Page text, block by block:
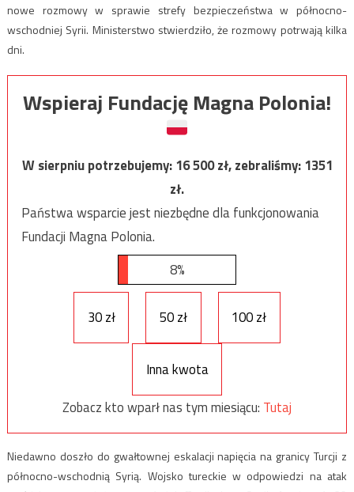
nowe rozmowy w sprawie strefy bezpieczeństwa w północno-
wschodniej Syrii. Ministerstwo stwierdziło, że rozmowy potrwają kilka
dni.
Wspieraj Fundację Magna Polonia!
W sierpniu potrzebujemy:16 500zł, zebraliśmy:1351
zł.
Państwa wsparcie jest niezbędne dla funkcjonowania
Fundacji Magna Polonia.
8%
30 zł 50 zł 100 zł
Inna kwota
Zobacz kto wparł nas tym miesiącu: Tutaj
Niedawno doszło do gwałtownej eskalacji napięcia na granicy Turcji z
północno-wschodnią Syrią. Wojsko tureckie w odpowiedzi na atak